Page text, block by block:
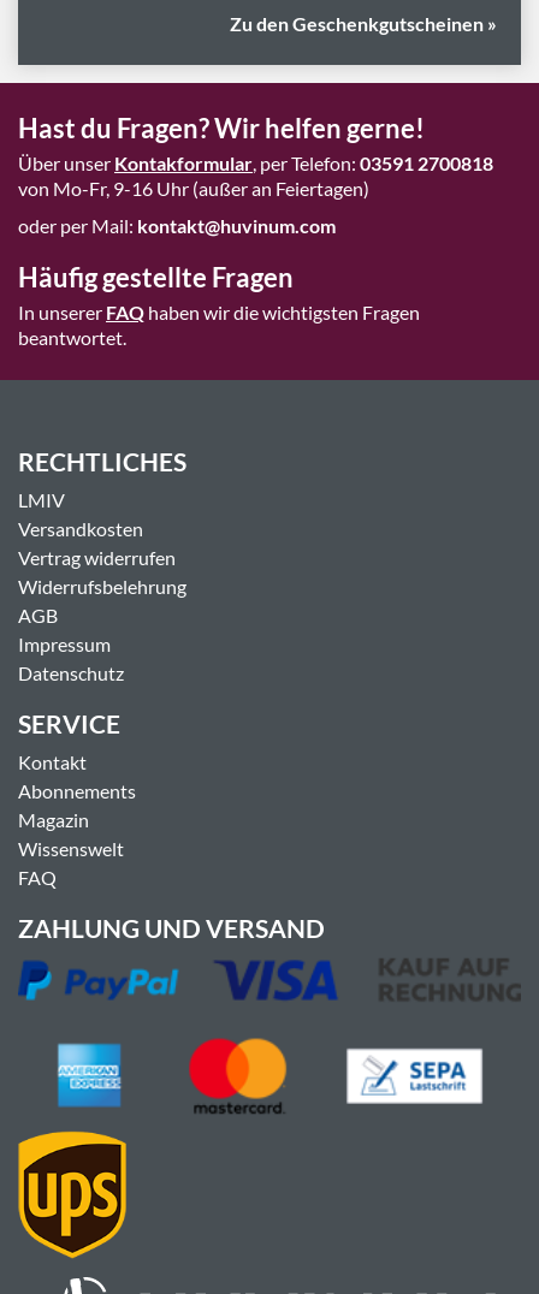
Schlagworte
Zu den Geschenkgutscheinen »
Hast du Fragen? Wir helfen gerne!
Über unser Kontakformular, per Telefon: 03591 2700818
von Mo-Fr, 9-16 Uhr (außer an Feiertagen)
oder per Mail: kontakt@huvinum.com
Häufig gestellte Fragen
In unserer FAQ haben wir die wichtigsten Fragen
beantwortet.
RECHTLICHES
LMIV
Versandkosten
Vertrag widerrufen
Widerrufsbelehrung
AGB
Impressum
Datenschutz
SERVICE
Kontakt
Abonnements
Magazin
Wissenswelt
FAQ
ZAHLUNG UND VERSAND